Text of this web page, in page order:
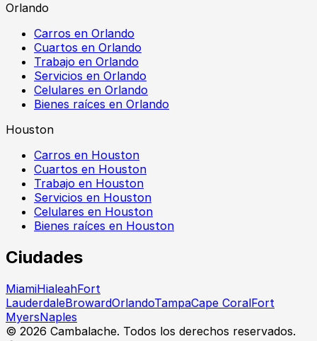
Orlando
Carros en Orlando
Cuartos en Orlando
Trabajo en Orlando
Servicios en Orlando
Celulares en Orlando
Bienes raíces en Orlando
Houston
Carros en Houston
Cuartos en Houston
Trabajo en Houston
Servicios en Houston
Celulares en Houston
Bienes raíces en Houston
Ciudades
MiamiHialeahFort
LauderdaleBrowardOrlandoTampaCape CoralFort
MyersNaples
© 2026 Cambalache. Todos los derechos reservados.